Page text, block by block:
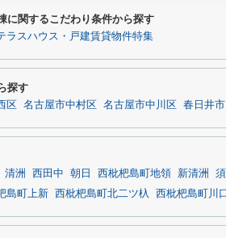
に関するこだわり条件から探す
ラスハウス・戸建賃貸物件特集
探す
区 名古屋市中村区 名古屋市中川区 春日井市
清洲 西田中 朝日 西枇杷島町地領 新清洲
島町上新 西枇杷島町北二ツ杁 西枇杷島町川口